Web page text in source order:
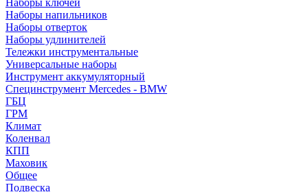
Наборы ключей
Наборы напильников
Наборы отверток
Наборы удлинителей
Тележки инструментальные
Универсальные наборы
Инструмент аккумуляторный
Специнструмент Mercedes - BMW
ГБЦ
ГРМ
Климат
Коленвал
КПП
Маховик
Общее
Подвеска